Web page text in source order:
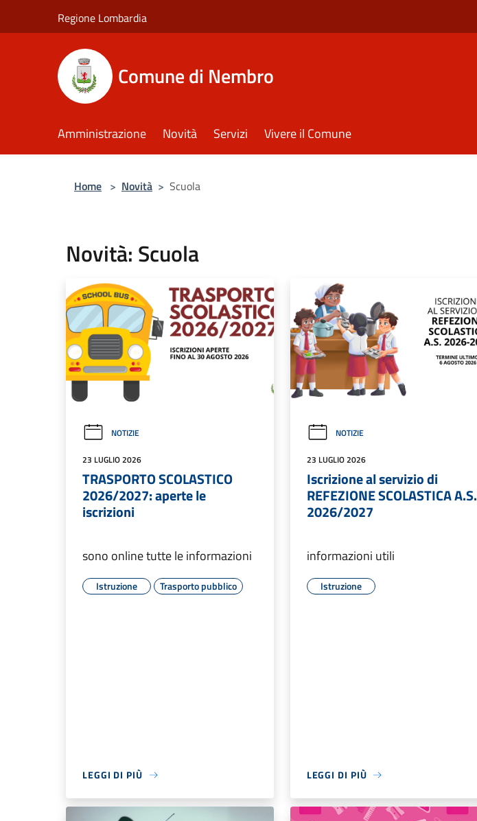
Regione Lombardia
Comune di Nembro
Amministrazione Novità Servizi Vivere il Comune
Home > Novità > Scuola
Novità: Scuola
NOTIZIE
23 LUGLIO 2026
TRASPORTO SCOLASTICO
2026/2027: aperte le
iscrizioni
sono online tutte le informazioni
Istruzione Trasporto pubblico
LEGGI DI PIÙ
NOTIZIE
23 LUGLIO 2026
Iscrizione al servizio di
REFEZIONE SCOLASTICA A.S.
2026/2027
informazioni utili
Istruzione
LEGGI DI PIÙ